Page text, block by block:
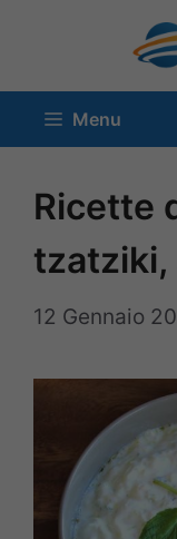
contenuto
Menu
Ricette
tzatziki,
12 Gennaio